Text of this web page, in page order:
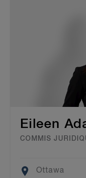
Eileen
COMMIS
Location
Ottawa